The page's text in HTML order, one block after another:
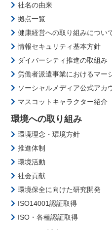
社名の由来
拠点一覧
健康経営への取り組みについ
情報セキュリティ基本方針
ダイバーシティ推進の取組み
労働者派遣事業におけるマー
ソーシャルメディア公式アカ
マスコットキャラクター紹介
環境への取り組み
環境理念・環境方針
推進体制
環境活動
社会貢献
環境保全に向けた研究開発
ISO14001認証取得
ISO・各種認証取得